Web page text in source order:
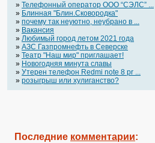
» Телефонный оператор OOO “СЭЛС” ...
» Блинная "Блин.Сковородка"
» почему так неуютно, неубрано в ...
» Вакансия
» Любимый город летом 2021 года
» АЗС Газпромнефть в Северске
» Театр "Наш мир" приглашает!
» Новогодняя минута славы
» Утерен телефон Redmi note 8 pr ...
» розыгрыш или хулиганство?
Последние комментарии: